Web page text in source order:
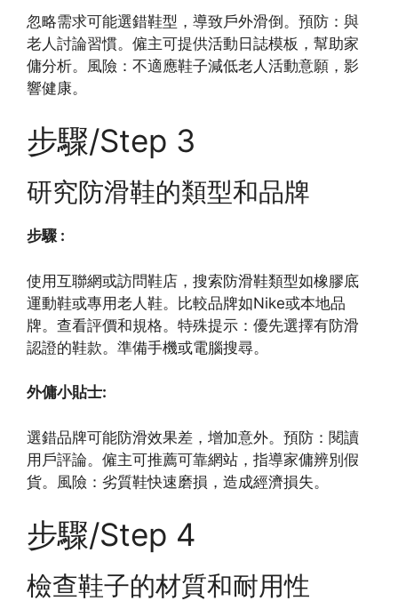
忽略需求可能選錯鞋型，導致戶外滑倒。預防：與
老人討論習慣。僱主可提供活動日誌模板，幫助家
傭分析。風險：不適應鞋子減低老人活動意願，影
響健康。
步驟/Step 3
研究防滑鞋的類型和品牌
步驟 :
使用互聯網或訪問鞋店，搜索防滑鞋類型如橡膠底
運動鞋或專用老人鞋。比較品牌如Nike或本地品
牌。查看評價和規格。特殊提示：優先選擇有防滑
認證的鞋款。準備手機或電腦搜尋。
外傭小貼士:
選錯品牌可能防滑效果差，增加意外。預防：閱讀
用戶評論。僱主可推薦可靠網站，指導家傭辨別假
貨。風險：劣質鞋快速磨損，造成經濟損失。
步驟/Step 4
檢查鞋子的材質和耐用性